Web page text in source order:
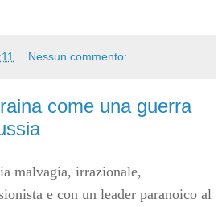
Nessun commento:
come una guerra
malvagia, irrazionale,
e con un leader paranoico al